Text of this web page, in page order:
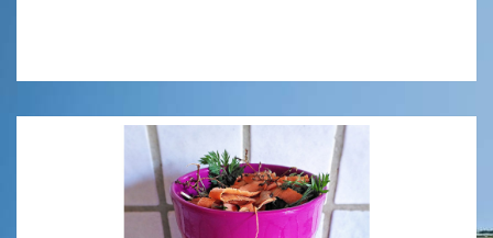
POUR
LA
SANTÉ
?